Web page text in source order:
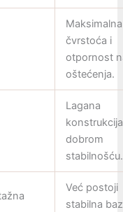
Maksimalna
čvrstoća i
otpornost
oštećenja.
Lagana
dobrom
stabilnošću.
Već postoji
stabilna